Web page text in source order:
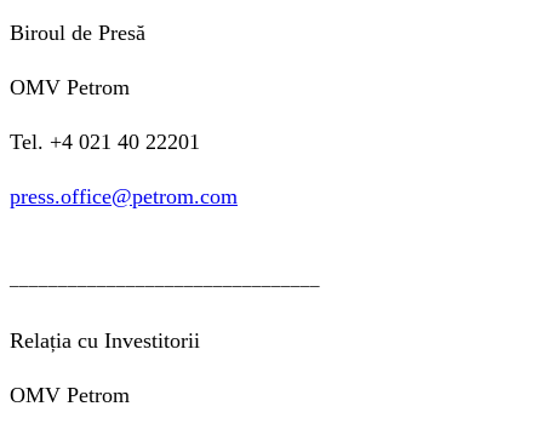
Biroul de Presă
OMV Petrom
Tel. +4 021 40 22201
press.office@petrom.com
Relația cu Investitorii
OMV Petrom